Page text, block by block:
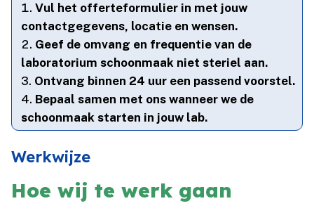
Vul het offerteformulier in met jouw
contactgegevens, locatie en wensen.​
Geef de omvang en frequentie van de
laboratorium schoonmaak niet steriel aan.​
Ontvang binnen 24 uur een passend voorstel.​
Bepaal samen met ons wanneer we de
schoonmaak starten in jouw lab.​
Werkwijze
Hoe wij te werk gaan